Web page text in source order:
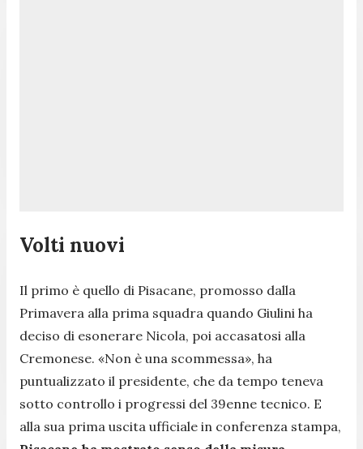
Volti nuovi
Il primo è quello di Pisacane, promosso dalla
Primavera alla prima squadra quando Giulini ha
deciso di esonerare Nicola, poi accasatosi alla
Cremonese. «Non è una scommessa», ha
puntualizzato il presidente, che da tempo teneva
sotto controllo i progressi del 39enne tecnico. E
alla sua prima uscita ufficiale in conferenza stampa,